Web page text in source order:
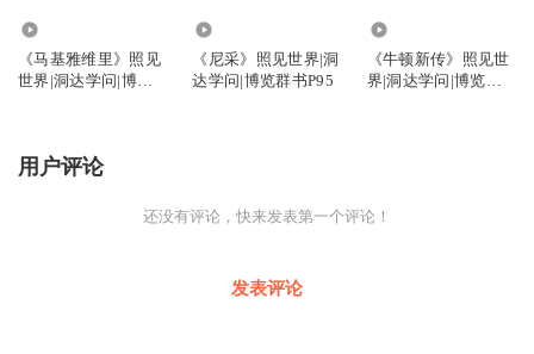
《马基雅维里》照见
世界|洞达学问|博览
《尼采》照见世界|洞
达学问|博览群书P95
《牛顿新传》照见世
界|洞达学问|博览群
用户评论
还没有评论，快来发表第一个评论！
发表评论